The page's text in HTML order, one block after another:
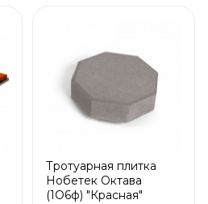
Тротуарная плитка
Нобетек Октава
(1О6ф) "Красная"